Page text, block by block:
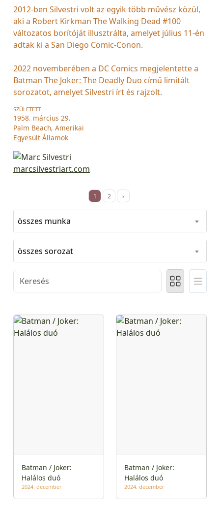
2012-ben Silvestri volt az egyik több művész közül,
aki a Robert Kirkman The Walking Dead #100
változatos borítóját illusztrálta, amelyet július 11-én
adtak ki a San Diego Comic-Conon.
2022 novemberében a DC Comics megjelentette a
Batman The Joker: The Deadly Duo című limitált
sorozatot, amelyet Silvestri írt és rajzolt.
SZÜLETETT
1958. március 29.
Palm Beach, Amerikai
Egyesült Államok
marcsilvestriart.com
1 2 ›
összes munka
összes sorozat
Batman / Joker:
Halálos duó
2024. december
Batman / Joker:
Halálos duó
2024. december